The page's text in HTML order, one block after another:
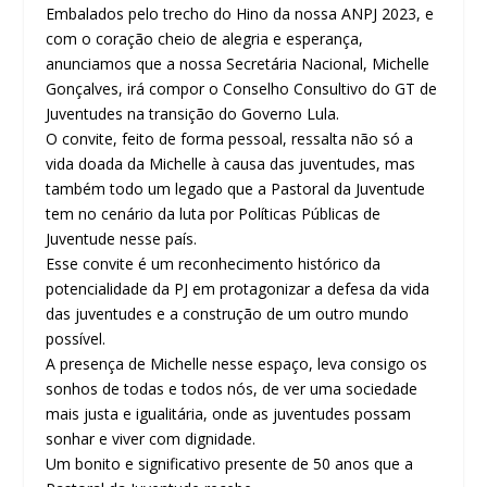
Embalados pelo trecho do Hino da nossa ANPJ 2023, e
com o coração cheio de alegria e esperança,
anunciamos que a nossa Secretária Nacional, Michelle
Gonçalves, irá compor o Conselho Consultivo do GT de
Juventudes na transição do Governo Lula.
O convite, feito de forma pessoal, ressalta não só a
vida doada da Michelle à causa das juventudes, mas
também todo um legado que a Pastoral da Juventude
tem no cenário da luta por Políticas Públicas de
Juventude nesse país.
Esse convite é um reconhecimento histórico da
potencialidade da PJ em protagonizar a defesa da vida
das juventudes e a construção de um outro mundo
possível.
A presença de Michelle nesse espaço, leva consigo os
sonhos de todas e todos nós, de ver uma sociedade
mais justa e igualitária, onde as juventudes possam
sonhar e viver com dignidade.
Um bonito e significativo presente de 50 anos que a